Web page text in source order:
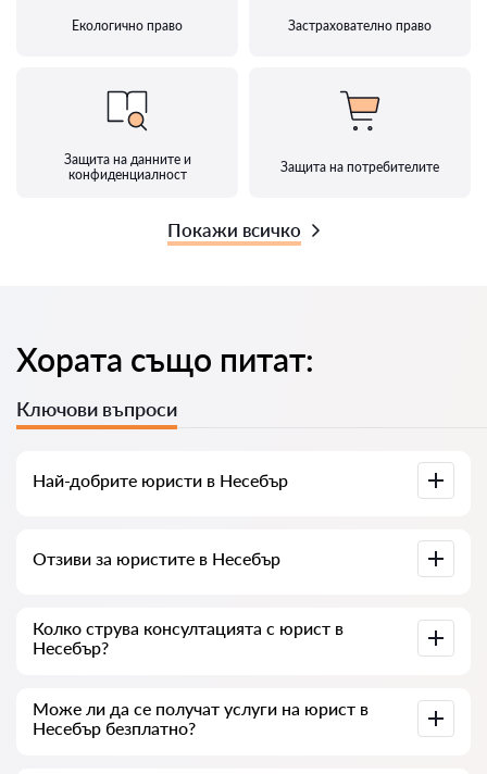
Екологично право Застрахователно право
Защита на данните и
конфиденциалност
Защита на потребителите
Покажи всичко
Хората също питат:
Ключови въпроси
Най-добрите юристи в Нeсeбър
пълна информация. Цени, отзиви, телефонен номер и
Отзиви за юристите в Нeсeбър
юристите, не изтриваме отрицателни отзиви и няма
възможност за манипулация.
Колко струва консултацията с юрист в
Нeсeбър?
нагоре (цените могат да варират в зависимост от
сложността на въпроса и формата на отговора).
Може ли да се получат услуги на юрист в
Нeсeбър безплатно?